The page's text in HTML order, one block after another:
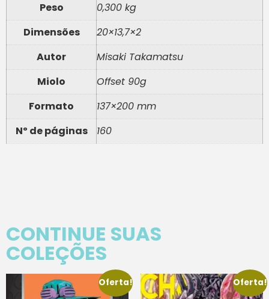
Peso
0,300 kg
Dimensões
20×13,7×2
Autor
Misaki Takamatsu
Miolo
Offset 90g
Formato
137×200 mm
Nº de páginas
160
CONTINUE SUAS
COLEÇÕES
Oferta! Oferta!